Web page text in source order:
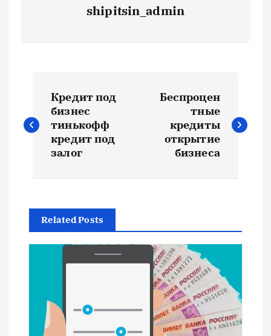
shipitsin_admin
а
г
а
Кредит под
бизнес
тинькофф
кредит под
залог
Беспроцен
тные
кредиты
открытие
бизнеса
Related Posts